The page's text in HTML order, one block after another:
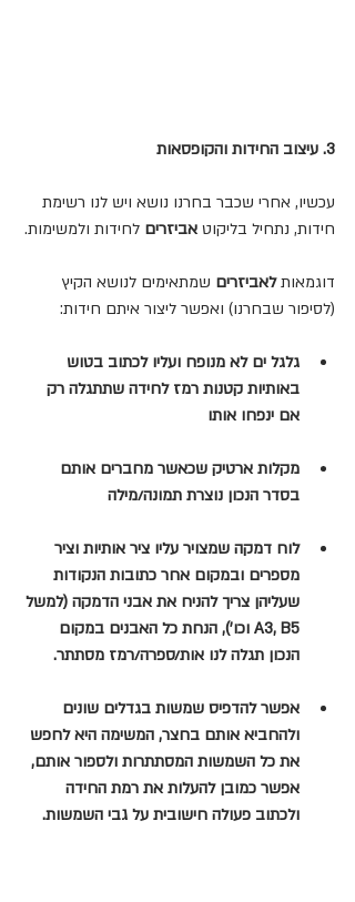
3. עיצוב החידות והקופסאות
עכשיו, אחרי שכבר בחרנו נושא ויש לנו רשימת
חידות, נתחיל בליקוט אביזרים לחידות ולמשימות.
דוגמאות לאביזרים שמתאימים לנושא הקיץ
(לסיפור שבחרנו) ואפשר ליצור איתם חידות:
גלגל ים לא מנופח ועליו לכתוב בטוש
באותיות קטנות רמז לחידה שתתגלה רק
אם ינפחו אותו
מקלות ארטיק שכאשר מחברים אותם
בסדר הנכון נוצרת תמונה/מילה
לוח דמקה שמצויר עליו ציר אותיות וציר
מספרים ובמקום אחר כתובות הנקודות
שעליהן צריך להניח את אבני הדמקה (למשל
A3, B5 וכו'), הנחת כל האבנים במקום
הנכון תגלה לנו אות/ספרה/רמז מסתתר.
אפשר להדפיס שמשות בגדלים שונים
ולהחביא אותם בחצר, המשימה היא לחפש
את כל השמשות המסתתרות ולספור אותם,
אפשר כמובן להעלות את רמת החידה
ולכתוב פעולה חישובית על גבי השמשות.